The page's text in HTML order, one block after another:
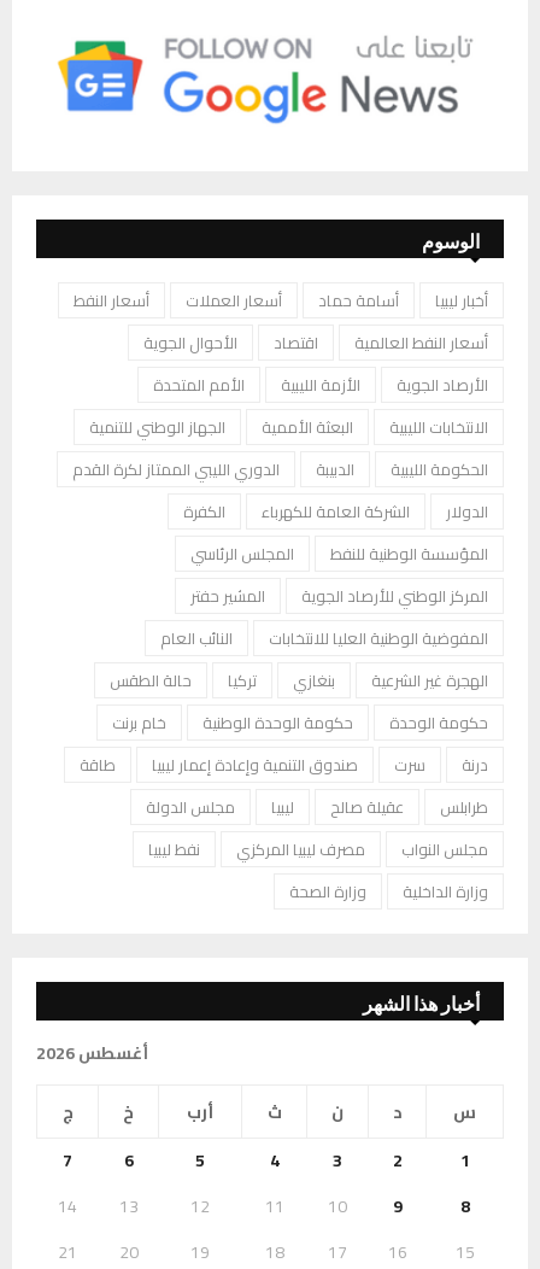
الوسوم
أخبار ليبيا أسامة حماد أسعار العملات
أسعار النفط
أسعار النفط العالمية
اقتصاد
الأحوال الجوية
الأرصاد الجوية
الأزمة الليبية
الأمم المتحدة
الانتخابات الليبية
البعثة الأممية
الجهاز الوطني للتنمية
الحكومة الليبية
الدبيبة
الدوري الليبي الممتاز لكرة القدم
الدولار
الشركة العامة للكهرباء
الكفرة
المؤسسة الوطنية للنفط
المجلس الرئاسي
المركز الوطني للأرصاد الجوية
المشير حفتر
المفوضية الوطنية العليا للانتخابات
النائب العام
الهجرة غير الشرعية
بنغازي تركيا
حالة الطقس
حكومة الوحدة
حكومة الوحدة الوطنية
خام برنت
درنة
سرت صندوق التنمية وإعادة إعمار ليبيا
طاقة
طرابلس
عقيلة صالح ليبيا
مجلس الدولة
مجلس النواب
مصرف ليبيا المركزي
نفط ليبيا
وزارة الداخلية
وزارة الصحة
أخبار هذا الشهر
أغسطس 2026
س
د ن ث أرب خ
ج
1
2
3
4
5
6
7
8
9
10
11
12
13
14
15
16
17
18
19
20
21